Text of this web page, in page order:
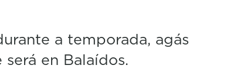
3
2
a temporada, agás
en Balaídos.